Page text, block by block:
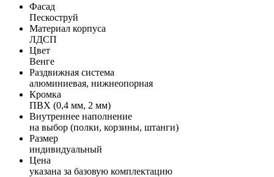
Фасад
Пескоструй
Материал корпуса
ЛДСП
Цвет
Венге
Раздвижная система
алюминиевая, нижнеопорная
Кромка
ПВХ (0,4 мм, 2 мм)
Внутреннее наполнение
на выбор (полки, корзины, штанги)
Размер
индивидуальный
Цена
указана за базовую комплектацию